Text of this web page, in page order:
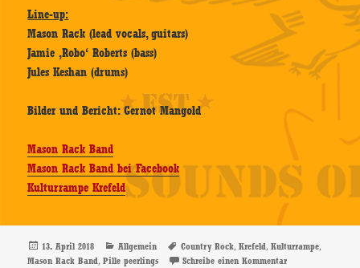
Line-up:
Mason Rack (lead vocals, guitars)
Jamie ‚Robo‘ Roberts (bass)
Jules Keshan (drums)
Bilder und Bericht: Gernot Mangold
Mason Rack Band
Mason Rack Band bei Facebook
Kulturrampe Krefeld
Veröffentlicht
am
13. April 2018 Kategorien
Allgemein Schlagwörter
Country Rock,Krefeld,Kulturrampe,
Mason Rack Band,Pille peerlings Schreibe einen Kommentarzu Mason Rack